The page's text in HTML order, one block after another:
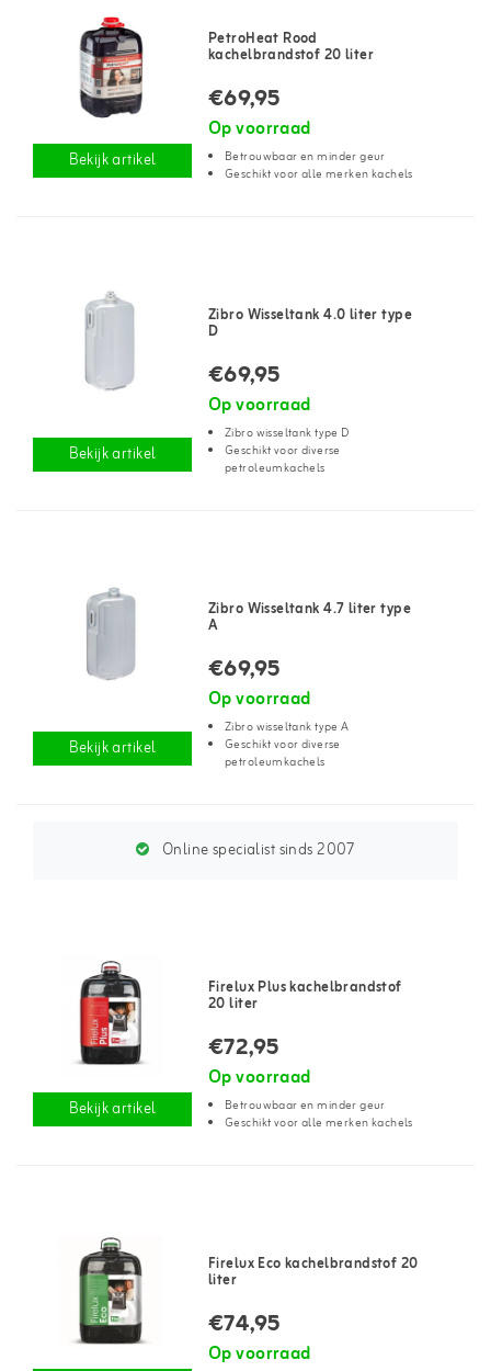
Bekijk artikel
PetroHeat Rood
kachelbrandstof 20 liter
€69,95
Op voorraad
Betrouwbaar en minder geur
Geschikt voor alle merken kachels
Bekijk artikel
Zibro Wisseltank 4.0 liter type
D
€69,95
Op voorraad
Zibro wisseltank type D
Geschikt voor diverse
petroleumkachels
Bekijk artikel
Zibro Wisseltank 4.7 liter type
A
€69,95
Op voorraad
Zibro wisseltank type A
Geschikt voor diverse
petroleumkachels
Online specialist sinds 2007
Bekijk artikel
Firelux Plus kachelbrandstof
20 liter
€72,95
Op voorraad
Betrouwbaar en minder geur
Geschikt voor alle merken kachels
Firelux Eco kachelbrandstof 20
liter
€74,95
Op voorraad